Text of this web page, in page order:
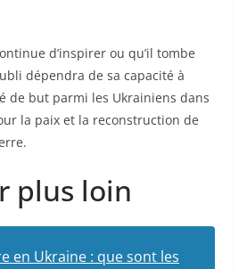
d’inspirer ou qu’il tombe
dépendra de sa capacité à
de but parmi les Ukrainiens dans
la paix et la reconstruction de
plus loin
en Ukraine : que sont les